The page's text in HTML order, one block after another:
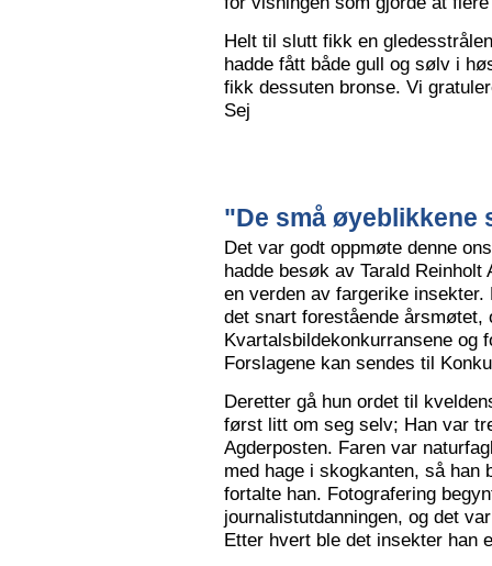
Helt til slutt fikk en
hadde fått både gull og sølv i
fikk dessuten bronse. Vi
Sej
"De små øyeblikkene
Det var godt oppmøte denne
hadde besøk av Tarald
en verden av fargerike
det snart forestående
Kvartalsbildekonkurransene og
Forslagene kan sendes til
Deretter gå hun ordet til
først litt om seg selv; Han var
Agderposten. Faren var
med hage i skogkanten, så han
fortalte han. Fotografering
journalistutdanningen, og det
Etter hvert ble det insekter han